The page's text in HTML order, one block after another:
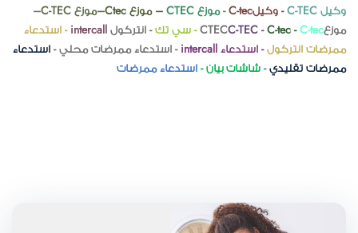
وكيل C-TEC- وكيلC-tec- موزع CTEC – موزع Ctec–موزع C-TEC
–
موزعC-tec
C-tec -
C-TEC -
CTEC
- سي تك- انتركول intercall - استدعاء
ممرضات انتركول- استدعاء intercall - استدعاء ممرضات محلي - استدعاء
ممرضات تقليدي- شاشات بيان - استدعاء ممرضات